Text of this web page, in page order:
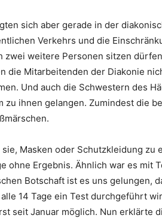
sich aber gerade in der
Verkehrs und die
zwei weitere Personen sitzen
die Mitarbeitenden der Diakonie
Und auch die Schwestern des
zu ihnen gelangen. Zumindest die
Masken oder Schutzkleidung zu
ohne Ergebnis. Ähnlich war es mit
Botschaft ist es uns gelungen,
14 Tage ein Test durchgeführt
seit Januar möglich. Nun erklärte